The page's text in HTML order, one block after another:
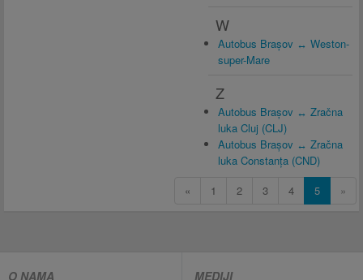
W
Autobus Brașov ↔ Weston-
super-Mare
Z
Autobus Brașov ↔ Zračna
luka Cluj (CLJ)
Autobus Brașov ↔ Zračna
luka Constanța (CND)
«
1 2 3 4 5 »
O NAMA MEDIJI